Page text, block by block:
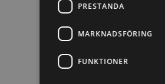
PRESTANDA
MARKNADSFÖRING
FUNKTIONER